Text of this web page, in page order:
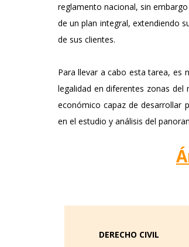
reglamento nacional, sin
de un plan integral, extendiendo
de sus clientes.
Para llevar a cabo esta tarea, es
legalidad en diferentes zonas
económico capaz de desarrollar
en el estudio y análisis del
DERECHO CIVIL